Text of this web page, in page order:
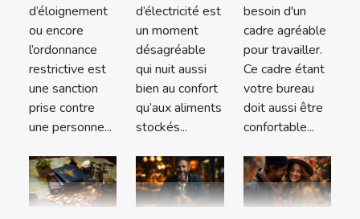
d’éloignement
ou encore
l’ordonnance
restrictive est
une sanction
prise contre
une personne...
d’électricité est
un moment
désagréable
qui nuit aussi
bien au confort
qu’aux aliments
stockés...
besoin d'un
cadre agréable
pour travailler.
Ce cadre étant
votre bureau
doit aussi être
confortable...